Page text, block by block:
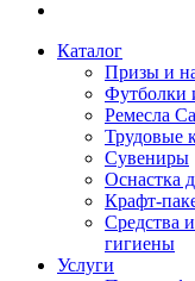
Каталог
Призы и
Футболки
Ремесла
Трудовые
Сувениры
Оснастка
Крафт-
Средства
гигиены
Услуги